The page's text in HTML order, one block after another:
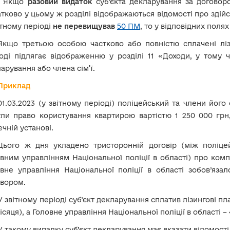
у цьому ж розділі відображаються відомості про
періоді не перевищував 50 ПМ, то у відповідних
третьою особою частково або повністю сплачені
підлягає відображенню у розділі 11 «Доходи, у тому
або члена сім’ї.
(у звітному періоді) поліцейський та члени його
право користування квартирою вартістю 1 250 000
установі.
ж дня укладено тристоронній договір (між
управлінням Національної поліції в області) про
управління Національної поліції в області
звітному періоді суб’єкт декларування сплатив лізингові
а Головне управління Національної поліції в області